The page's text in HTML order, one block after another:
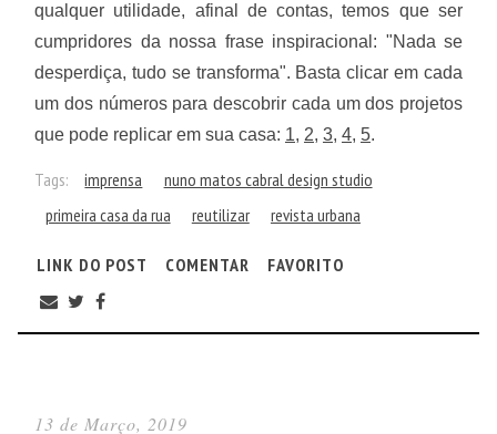
qualquer utilidade, afinal de contas, temos que ser
cumpridores da nossa frase inspiracional: "Nada se
desperdiça, tudo se transforma". Basta clicar em cada
um dos números para descobrir cada um dos projetos
que pode replicar em sua casa: 1, 2, 3, 4, 5.
Tags: imprensa
nuno matos cabral design studio
primeira casa da rua
reutilizar revista urbana
LINK DO POST COMENTAR FAVORITO
13 de Março, 2019